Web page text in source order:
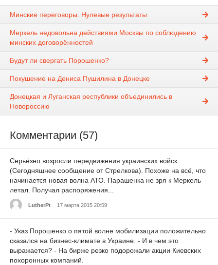
Минские переговоры. Нулевые результаты
Меркель недовольна действиями Москвы по соблюдению
минских договорённостей
Будут ли свергать Порошенко?
Покушение на Дениса Пушилина в Донецке
Донецкая и Луганская республики объединились в
Новороссию
Комментарии (57)
Серьёзно возросли передвижения украинских войск.
(Сегодняшнее сообщение от Стрелкова). Похоже на всё, что
начинается новая волна АТО. Парашенка не зря к Меркель
летал. Получал распоряжения...
LutherPt 17 марта 2015 20:59
- Указ Порошенко о пятой волне мобилизации положительно
сказался на бизнес-климате в Украине. - И в чем это
выражается? - На бирже резко подорожали акции Киевских
похоронных компаний.